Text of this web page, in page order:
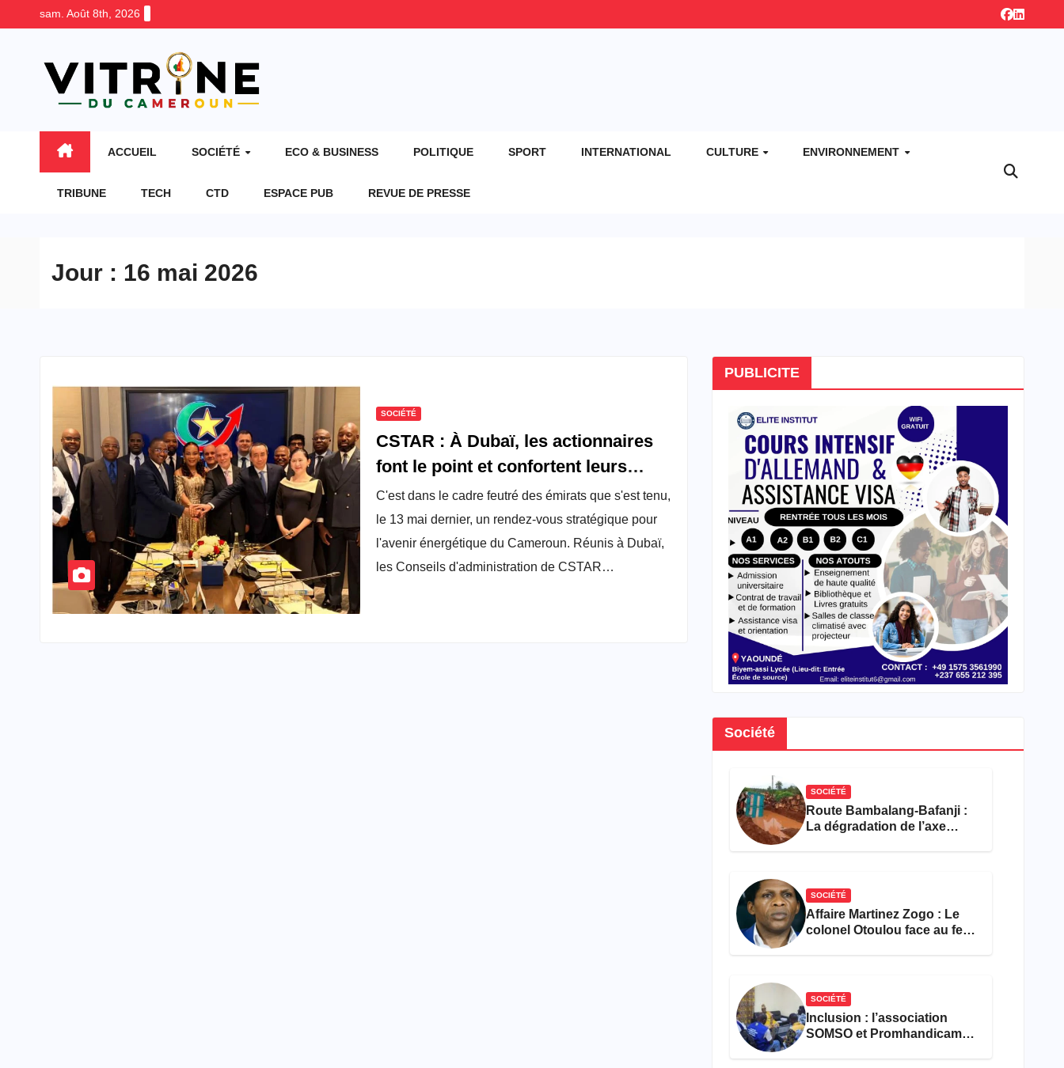
sam. Août 8th, 2026
ACCUEIL SOCIÉTÉ ECO & BUSINESS POLITIQUE SPORT INTERNATIONAL CULTURE ENVIRONNEMENT
TRIBUNE TECH CTD ESPACE PUB REVUE DE PRESSE
Jour : 16 mai 2026
SOCIÉTÉ
CSTAR : À Dubaï, les actionnaires
font le point et confortent leurs
ambitions
C'est dans le cadre feutré des émirats que s'est tenu,
le 13 mai dernier, un rendez-vous stratégique pour
l'avenir énergétique du Cameroun. Réunis à Dubaï,
les Conseils d'administration de CSTAR…
PUBLICITE
Société
SOCIÉTÉ
Route Bambalang-Bafanji :
La dégradation de l’axe
SOCIÉTÉ
Affaire Martinez Zogo : Le
colonel Otoulou face au feu
SOCIÉTÉ
Inclusion : l’association
SOMSO et Promhandicam